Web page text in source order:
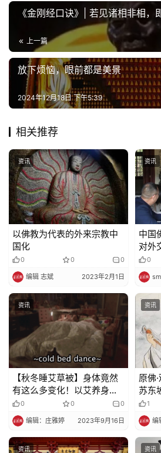
《金刚经口诀》| 若见诸相非相，
上一篇
放下烦恼，眼前都是美景
2024年12月18日 下午5:39
相关推荐
资讯
以佛教为代表的外来宗教中
国化
0 0 0
编辑 志斌 2023年2月1日
资讯
中国
对外
0
资讯
【秋冬睡艾草被】身体竟然
有这么多变化！以艾养身，
驱湿又防螨，3秒蓄热恒温，
一觉到天亮，无需暖床
人！！
0 0 0
编辑：庄雅婷 2023年9月16日
资讯
原佛
苏东
人1
编
资讯 资讯